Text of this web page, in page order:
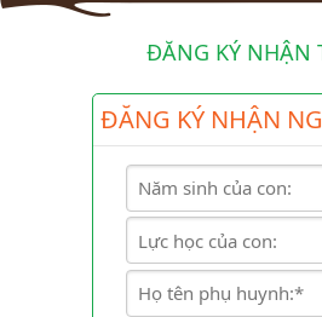
ĐĂNG KÝ NHẬN
ĐĂNG KÝ NHẬN